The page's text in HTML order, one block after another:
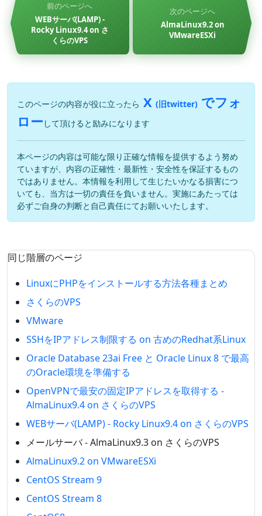
前のページへ
WEBサーバ(LAMP) -
Rocky Linux9.4 on さ
くらのVPS
次のページへ
AlmaLinux9.2 on
VMwareESXi
このページの内容が役に立ったら X (旧twitter) でフォ
ロー して頂けると励みになります
本ページの内容は可能な限り正確な情報を提供するよう努め
ていますが、内容の正確性・最新性・安全性を保証するもの
ではありません。本情報を利用して生じたいかなる損害につ
いても、当方は一切の責任を負いません。実施にあたっては
必ずご自身の判断と自己責任にてお願いいたします。
同じ階層のページ
LinuxにPHPをインストールする方法各種まとめ
さくらのVPS
VMware
SSHをIPアドレス制限する on 古めのRedhat系Linux
Oracle Database 23ai Free と Oracle Linux 8 で最高
のOracle環境を準備する
OpenVPNで最安の固定IPアドレスを取得する -
AlmaLinux9.4 on さくらのVPS
WEBサーバ(LAMP) - Rocky Linux9.4 on さくらのVPS
メールサーバ - AlmaLinux9.3 on さくらのVPS
AlmaLinux9.2 on VMwareESXi
CentOS Stream 9
CentOS Stream 8